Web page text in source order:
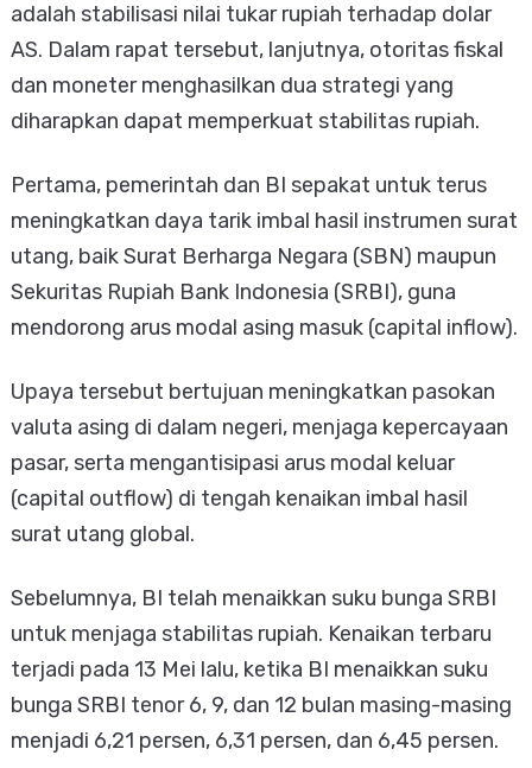
adalah stabilisasi nilai tukar rupiah terhadap dolar
AS. Dalam rapat tersebut, lanjutnya, otoritas fiskal
dan moneter menghasilkan dua strategi yang
diharapkan dapat memperkuat stabilitas rupiah.
Pertama, pemerintah dan BI sepakat untuk terus
meningkatkan daya tarik imbal hasil instrumen surat
utang, baik Surat Berharga Negara (SBN) maupun
Sekuritas Rupiah Bank Indonesia (SRBI), guna
mendorong arus modal asing masuk (capital inflow).
Upaya tersebut bertujuan meningkatkan pasokan
valuta asing di dalam negeri, menjaga kepercayaan
pasar, serta mengantisipasi arus modal keluar
(capital outflow) di tengah kenaikan imbal hasil
surat utang global.
Sebelumnya, BI telah menaikkan suku bunga SRBI
untuk menjaga stabilitas rupiah. Kenaikan terbaru
terjadi pada 13 Mei lalu, ketika BI menaikkan suku
bunga SRBI tenor 6, 9, dan 12 bulan masing-masing
menjadi 6,21 persen, 6,31 persen, dan 6,45 persen.